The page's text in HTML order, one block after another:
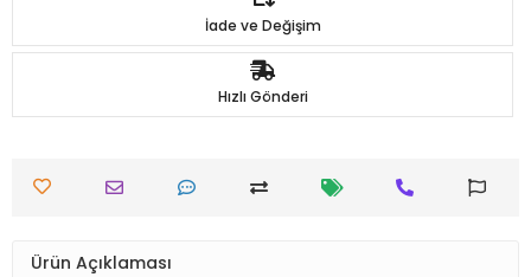
İade ve Değişim
Hızlı Gönderi
Ürün Açıklaması